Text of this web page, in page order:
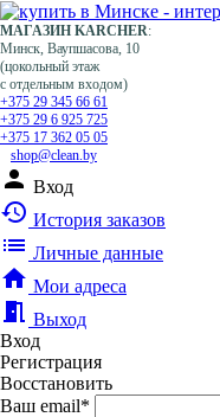
МАГАЗИН KARCHER:
Минск, Ваупшасова, 10
(цокольный этаж
с отдельным входом)
+375 29 345 66 61
+375 29 6 925 725
+375 17 362 05 05
shop@clean.by
person Вход
history История заказов
list Личные данные
home Мои адреса
meeting_room Выход
Вход
Регистрация
Восстановить
Ваш email*